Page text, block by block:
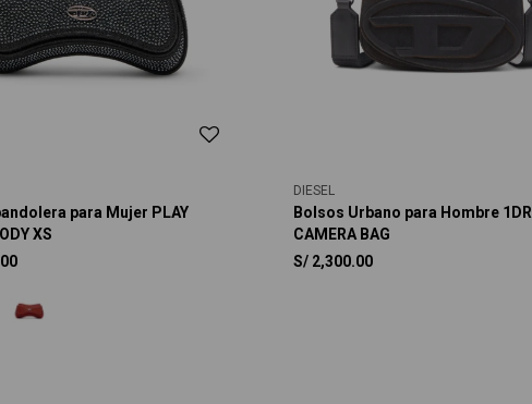
para Mujer PLAY
XS
DIESEL
Bolsos Urbano para Hombre 1DR
CAMERA BAG
S/ 2,300.00